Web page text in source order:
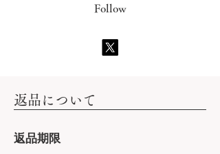
Follow
​返品について
​返品期限